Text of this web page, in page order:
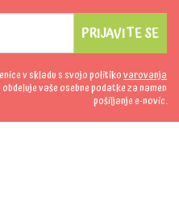
PRIJAVITE SE
v skladu s svojo politikovarovanja
vaše osebne podatke za namen
pošiljanje e-novic.